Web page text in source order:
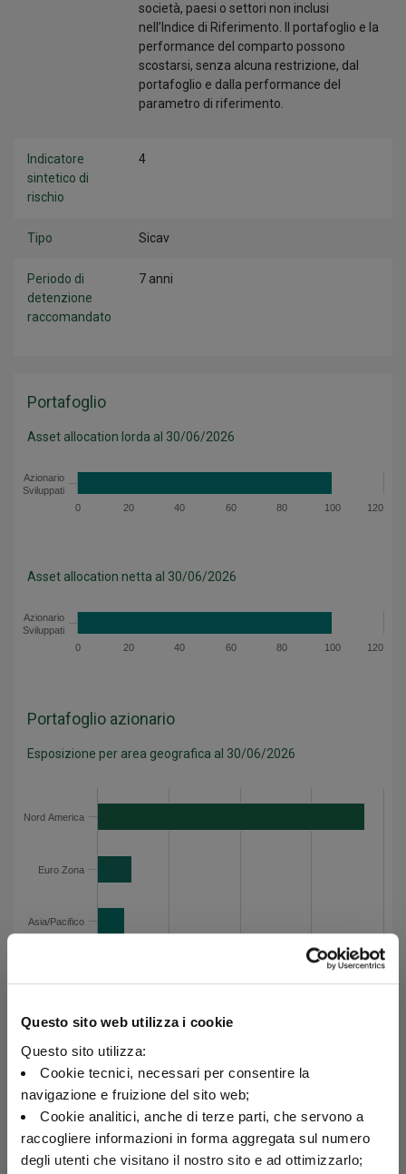
Questo sito web utilizza i cookie
Questo sito utilizza:
Cookie tecnici, necessari per consentire la
navigazione e fruizione del sito web;
Cookie analitici, anche di terze parti, che servono a
raccogliere informazioni in forma aggregata sul numero
degli utenti che visitano il nostro sito e ad ottimizzarlo;
società, paesi o settori non inclusi
nell’Indice di Riferimento. Il portafoglio e la
performance del comparto possono
scostarsi, senza alcuna restrizione, dal
portafoglio e dalla performance del
parametro di riferimento.
Indicatore
sintetico di
rischio
4
Tipo Sicav
Periodo di
detenzione
raccomandato
7 anni
Portafoglio
Asset allocation lorda al 30/06/2026
Categoria
Valore
Azionario Sviluppati
99.9
Azionario
Sviluppati
0
20 40 60 80 100 120
Asset allocation netta al 30/06/2026
Categoria
Valore
Azionario Sviluppati
99.9
Azionario
Sviluppati
0
20 40 60 80 100 120
Portafoglio azionario
Esposizione per area geografica al 30/06/2026
Esposizione per area geografica - Dati del grafico
Nord America
Asia/Pacifico
Europa non Euro
Nord America
Euro Zona
Asia/Pacifico
Esposizione per paese al 30/06/2026
Categoria
Valore
Stati Uniti d'America
72.5
Giappone
5.9
Stati
Uniti
d'America